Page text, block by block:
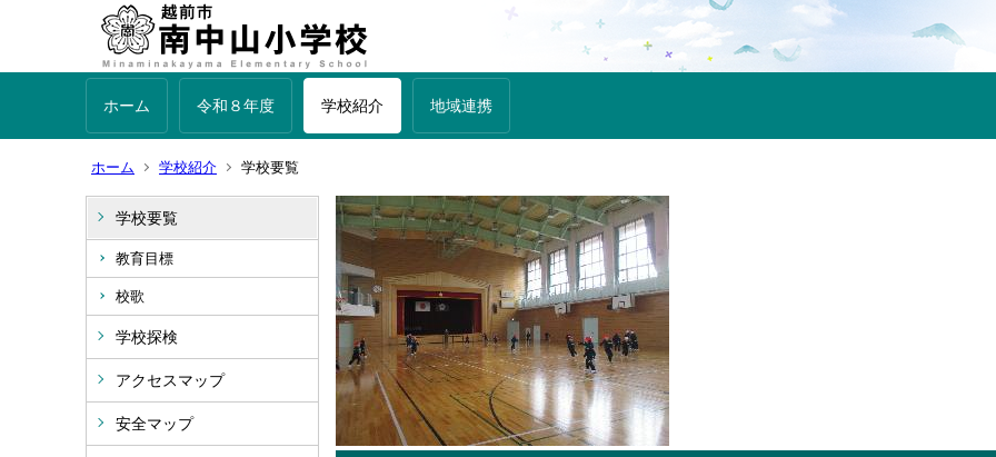
ホーム 令和８年度 学校紹介 地域連携
ホーム 学校紹介 学校要覧
学校要覧
教育目標
校歌
学校探検
アクセスマップ
安全マップ